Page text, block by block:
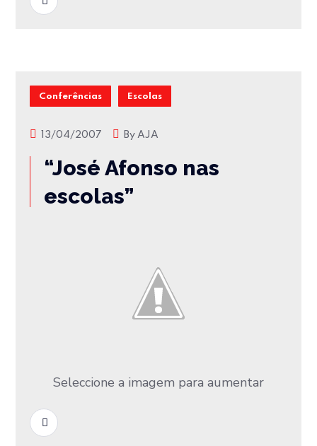
Conferências Escolas
13/04/2007 By AJA
“José Afonso nas
escolas”
Seleccione a imagem para aumentar